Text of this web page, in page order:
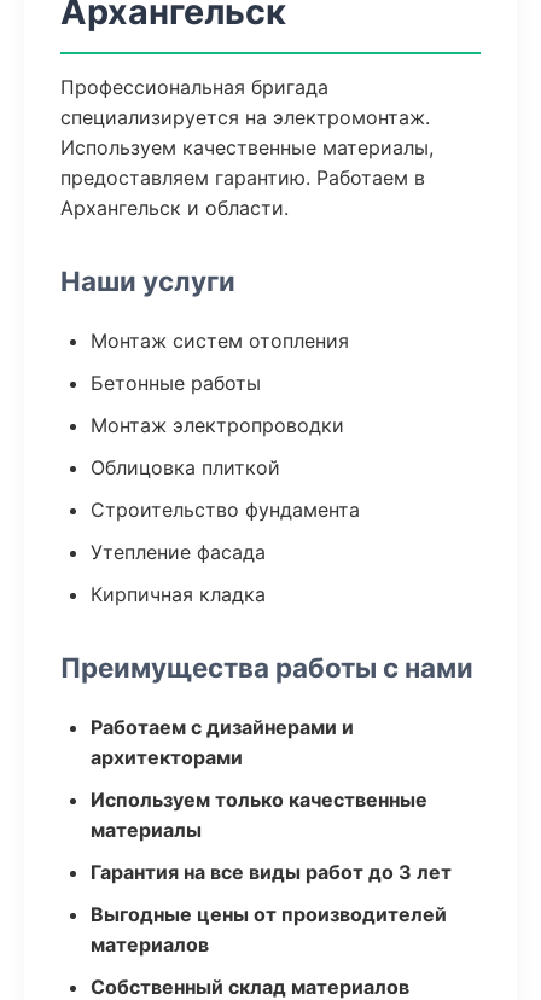
Архангельск
Профессиональная бригада
специализируется на электромонтаж.
Используем качественные материалы,
предоставляем гарантию. Работаем в
Архангельск и области.
Наши услуги
Монтаж систем отопления
Бетонные работы
Монтаж электропроводки
Облицовка плиткой
Строительство фундамента
Утепление фасада
Кирпичная кладка
Преимущества работы с нами
Работаем с дизайнерами и
архитекторами
Используем только качественные
материалы
Гарантия на все виды работ до 3 лет
Выгодные цены от производителей
материалов
Собственный склад материалов